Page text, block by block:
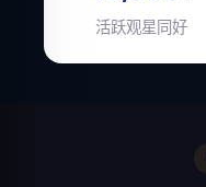
活跃观星同好